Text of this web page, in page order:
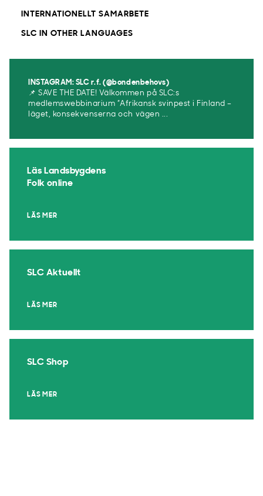
INTERNATIONELLT SAMARBETE
SLC IN OTHER LANGUAGES
INSTAGRAM: SLC r.f. (@bondenbehovs)
📌 SAVE THE DATE! Välkommen på SLC:s
medlemswebbinarium ”Afrikansk svinpest i Finland –
läget, konsekvenserna och vägen ...
Läs Landsbygdens
Folk online
LÄS MER
SLC Aktuellt
LÄS MER
SLC Shop
LÄS MER